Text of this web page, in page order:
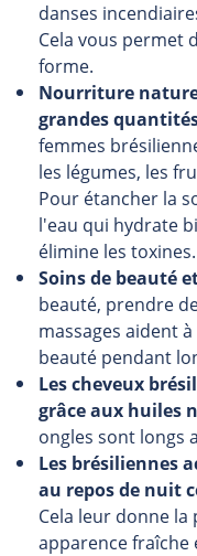
danses
Cela vous permet
forme.
Nourriture
grandes
femmes
les légumes, les
Pour étancher la
l'eau qui hydrate
élimine les toxines.
Soins de beauté
beauté, prendre
massages aident
beauté pendant
Les cheveux
grâce aux huiles
ongles sont longs
Les brésiliennes
au repos de nuit
Cela leur donne
apparence fraîche